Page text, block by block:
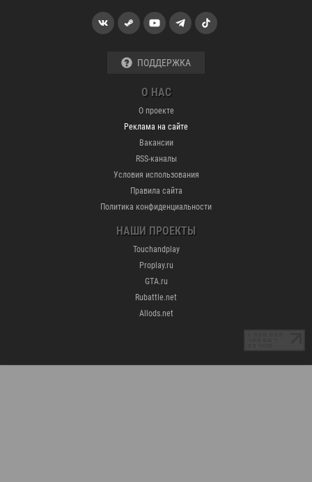
ПОДДЕРЖКА
О НАС
О проекте
Реклама на сайте
Вакансии
RSS-каналы
Условия использования
Правила сайта
Политика конфиденциальности
НАШИ ПРОЕКТЫ
Touchandplay
Proplay.ru
GTA.ru
Rubattle.net
Allods.net